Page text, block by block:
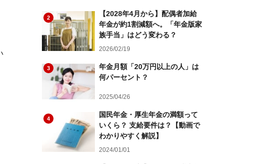
2
【2028年4月から】配偶者加給
年金が約1割減額へ。「年金版家
族手当」はどう変わる？
2026/02/19
3
年金月額「20万円以上の人」は
何パーセント？
2025/04/26
4
国民年金・厚生年金の満額って
いくら？ 支給要件は？【動画で
わかりやすく解説】
2024/01/01